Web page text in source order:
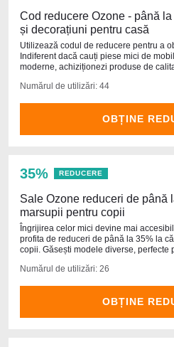
Cod reducere Ozone - până
și decorațiuni pentru casă
Utilizează codul de reducere pentru a
Indiferent dacă cauți piese mici de
moderne, achiziționezi produse de
Numărul de utilizări: 44
OBȚINE
35% REDUCERE
Sale Ozone reduceri de până
marsupii pentru copii
Îngrijirea celor mici devine mai
profita de reduceri de până la 35% la
copii. Găsești modele diverse, perfecte
Numărul de utilizări: 26
OBȚINE